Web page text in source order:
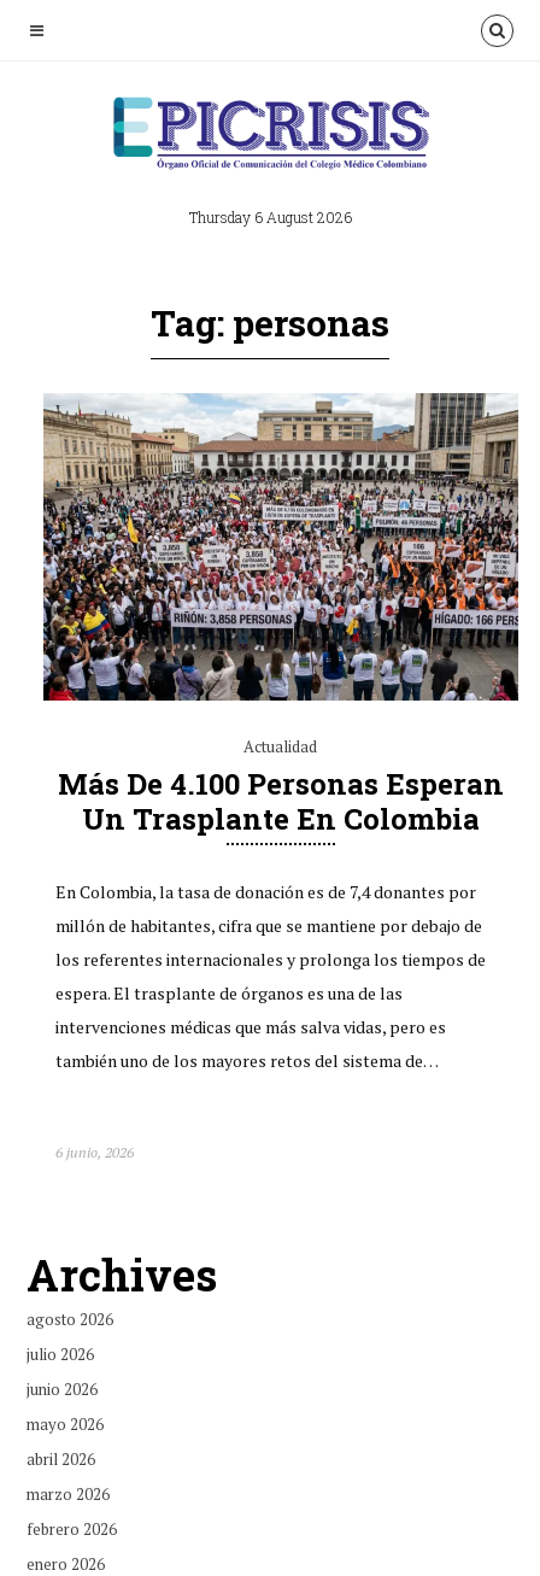
Thursday 6 August 2026
Tag: personas
Actualidad
Más De 4.100 Personas Esperan
Un Trasplante En Colombia
En Colombia, la tasa de donación es de 7,4 donantes por
millón de habitantes, cifra que se mantiene por debajo de
los referentes internacionales y prolonga los tiempos de
espera. El trasplante de órganos es una de las
intervenciones médicas que más salva vidas, pero es
también uno de los mayores retos del sistema de…
6 junio, 2026
Archives
agosto 2026
julio 2026
junio 2026
mayo 2026
abril 2026
marzo 2026
febrero 2026
enero 2026